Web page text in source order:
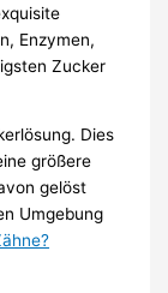
Enzymen,
Zucker
Dies
größere
gelöst
Umgebung